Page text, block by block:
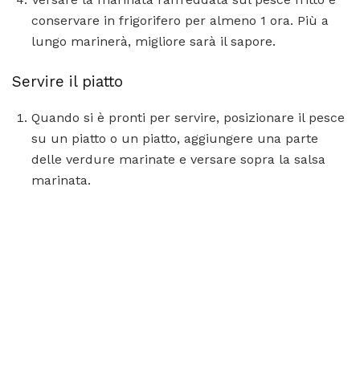
conservare in frigorifero per almeno 1 ora. Più a
lungo marinerà, migliore sarà il sapore.
Servire il piatto
Quando si è pronti per servire, posizionare il pesce
su un piatto o un piatto, aggiungere una parte
delle verdure marinate e versare sopra la salsa
marinata.